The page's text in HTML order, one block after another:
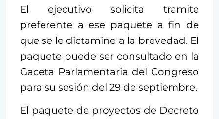
El ejecutivo solicita tramite
preferente a ese paquete a fin de
que se le dictamine a la brevedad. El
paquete puede ser consultado en la
Gaceta Parlamentaria del Congreso
para su sesión del 29 de septiembre.
El paquete de proyectos de Decreto